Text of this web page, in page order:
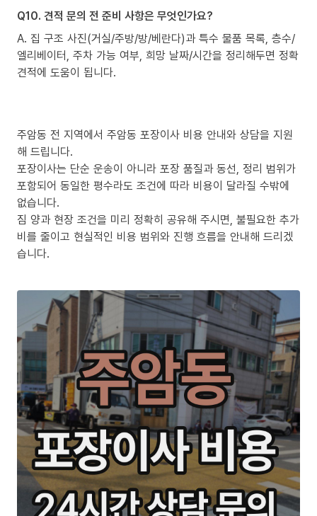
Q10. 견적 문의 전 준비 사항은 무엇인가요?
A. 집 구조 사진(거실/주방/방/베란다)과 특수 물품 목록, 층수/
엘리베이터, 주차 가능 여부, 희망 날짜/시간을 정리해두면 정확
견적에 도움이 됩니다.
주암동 전 지역에서 주암동 포장이사 비용 안내와 상담을 지원
해 드립니다.
포장이사는 단순 운송이 아니라 포장 품질과 동선, 정리 범위가
포함되어 동일한 평수라도 조건에 따라 비용이 달라질 수밖에
없습니다.
짐 양과 현장 조건을 미리 정확히 공유해 주시면, 불필요한 추가
비를 줄이고 현실적인 비용 범위와 진행 흐름을 안내해 드리겠
습니다.